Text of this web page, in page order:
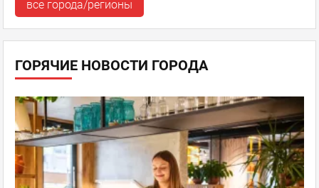
все города/регионы
ГОРЯЧИЕ НОВОСТИ ГОРОДА